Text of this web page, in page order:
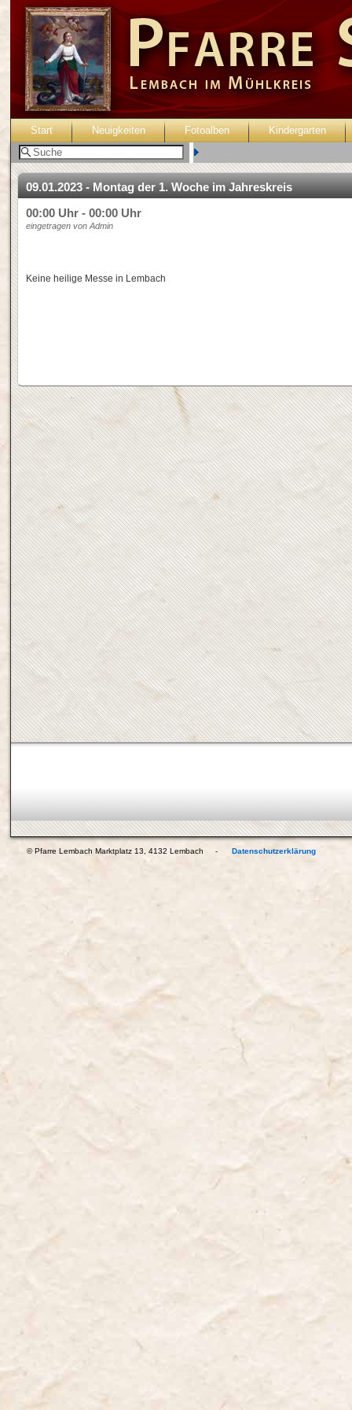
Start Neuigkeiten Fotoalben Kindergarten
09.01.2023 - Montag der 1. Woche im Jahreskreis
00:00 Uhr - 00:00 Uhr
eingetragen von Admin
Keine heilige Messe in Lembach
© Pfarre Lembach Marktplatz 13, 4132 Lembach - Datenschutzerklärung